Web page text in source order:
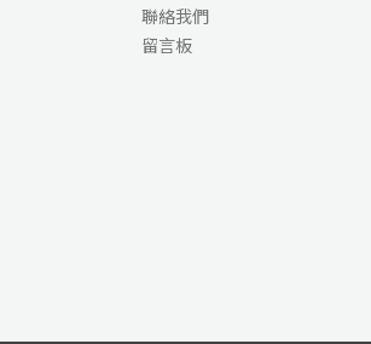
聯絡我們
留言板